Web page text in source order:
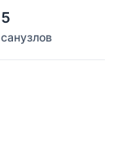
5
санузлов